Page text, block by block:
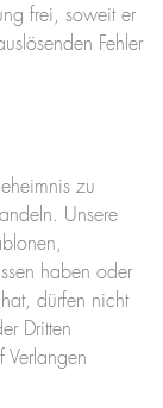
frei, soweit er
Fehler
zu
Unsere
haben oder
dürfen nicht
Dritten